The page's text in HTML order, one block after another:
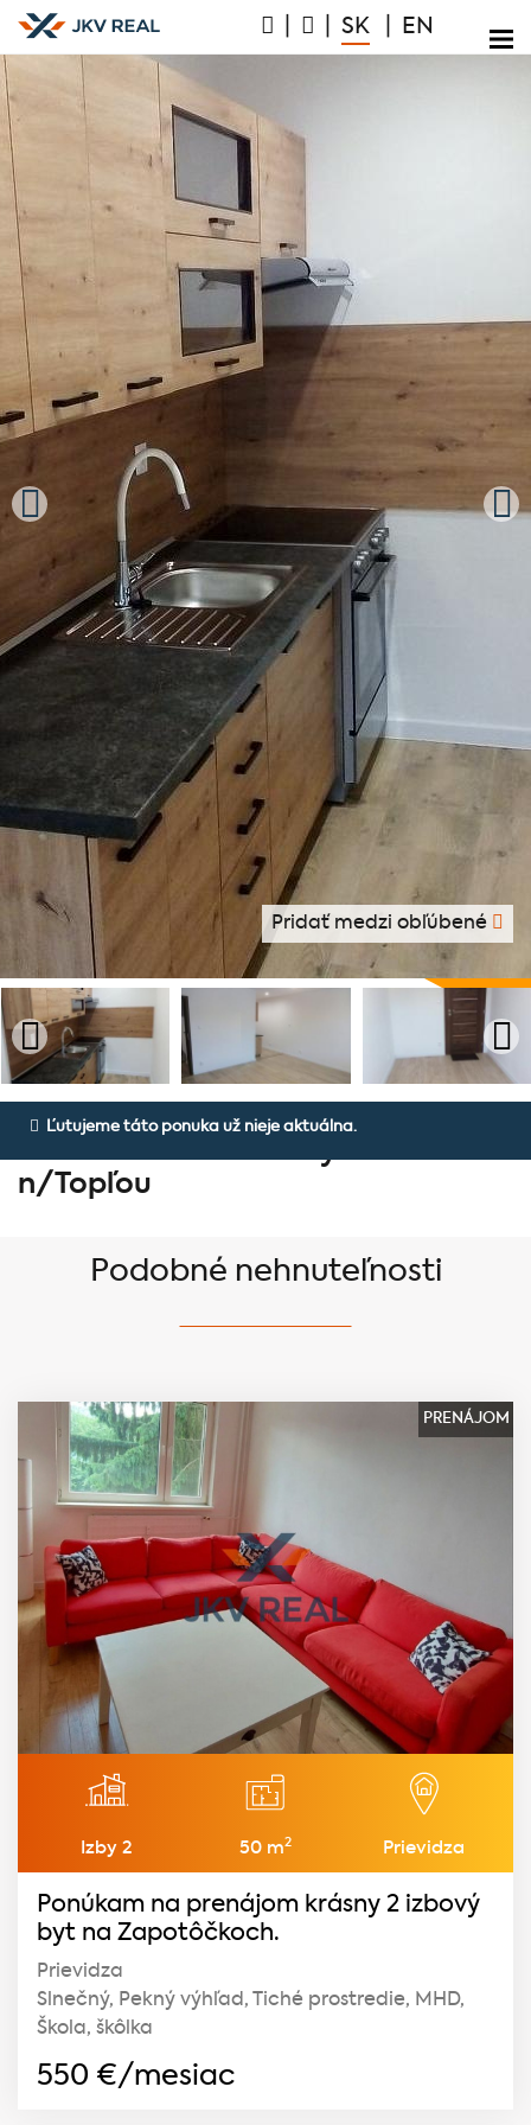
SK EN
Pridať medzi obľúbené
Prenájom 2-izbového
n/Topľou
Ľutujeme táto ponuka už nieje aktuálna.
Podobné nehnuteľnosti
PRENÁJOM
Izby 2 50 m2 Prievidza
Ponúkam na prenájom krásny 2 izbový
byt na Zapotôčkoch.
Prievidza
Slnečný, Pekný výhľad, Tiché prostredie, MHD,
Škola, škôlka
550 €/mesiac